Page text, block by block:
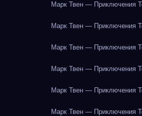
Марк Твен — Приключения
Марк Твен — Приключения
Марк Твен — Приключения
Марк Твен — Приключения
Марк Твен — Приключения
Марк Твен — Приключения